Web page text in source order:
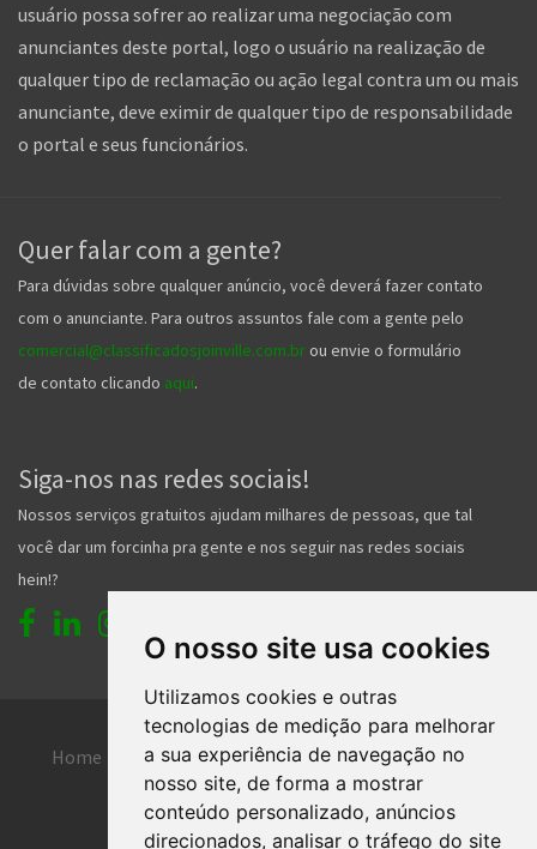
O nosso site usa cookies
Utilizamos cookies e outras
tecnologias de medição para melhorar
a sua experiência de navegação no
nosso site, de forma a mostrar
conteúdo personalizado, anúncios
direcionados, analisar o tráfego do site
usuário possa sofrer ao realizar uma negociação com
anunciantes deste portal, logo o usuário na realização de
qualquer tipo de reclamação ou ação legal contra um ou mais
anunciante, deve eximir de qualquer tipo de responsabilidade
o portal e seus funcionários.
Quer falar com a gente?
Para dúvidas sobre qualquer anúncio, você deverá fazer contato
com o anunciante. Para outros assuntos fale com a gente pelo
comercial@classificadosjoinville.com.br ou envie o formulário
de contato clicando aqui.
Siga-nos nas redes sociais!
Nossos serviços gratuitos ajudam milhares de pessoas, que tal
você dar um forcinha pra gente e nos seguir nas redes sociais
hein!?
Home Entrar Faça seu cadastro
Contato Central de ajuda